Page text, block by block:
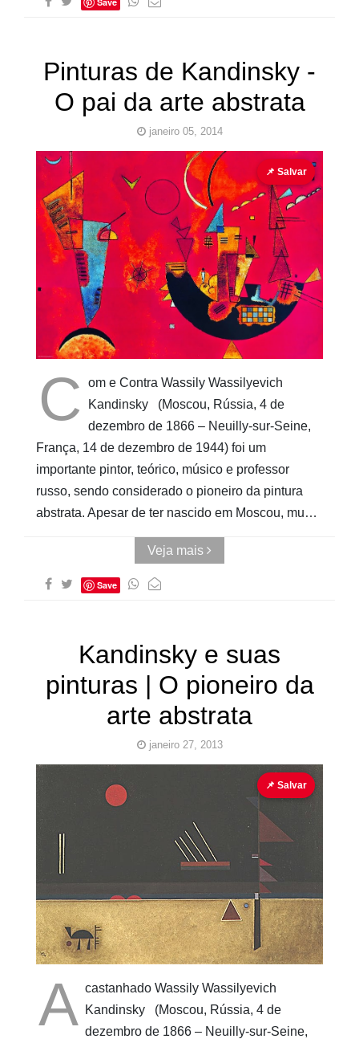
Pinturas de Kandinsky -
O pai da arte abstrata
janeiro 05, 2014
Abstracionismo Kandinsky Russo
Cubo ao
📌 Salvar
C
om e Contra Wassily Wassilyevich
Kandinsky (Moscou, Rússia, 4 de
dezembro de 1866 – Neuilly-sur-Seine,
França, 14 de dezembro de 1944) foi um
importante pintor, teórico, músico e professor
russo, sendo considerado o pioneiro da pintura
abstrata. Apesar de ter nascido em Moscou, mu…
Veja mais
Save
Kandinsky e suas
pinturas | O pioneiro da
arte abstrata
janeiro 27, 2013
Abstracionismo
Cubo ao
Quadrado
📌 Salvar
A castanhado Wassily Wassilyevich
Kandinsky (Moscou, Rússia, 4 de
dezembro de 1866 – Neuilly-sur-Seine,